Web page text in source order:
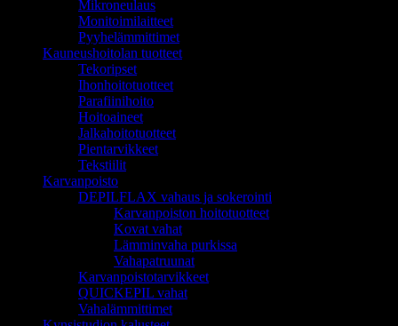
Mikroneulaus
Monitoimilaitteet
Pyyhelämmittimet
Kauneushoitolan tuotteet
Tekoripset
Ihonhoitotuotteet
Parafiinihoito
Hoitoaineet
Jalkahoitotuotteet
Pientarvikkeet
Tekstiilit
Karvanpoisto
DEPILFLAX vahaus ja sokerointi
Karvanpoiston hoitotuotteet
Kovat vahat
Lämminvaha purkissa
Vahapatruunat
Karvanpoistotarvikkeet
QUICKEPIL vahat
Vahalämmittimet